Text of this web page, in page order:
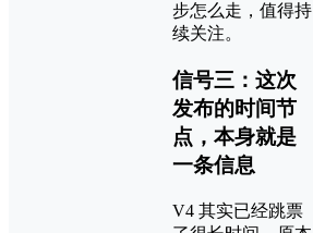
步怎么走，值得持
续关注。
信号三：这次
发布的时间节
点，本身就是
一条信息
V4 其实已经跳票